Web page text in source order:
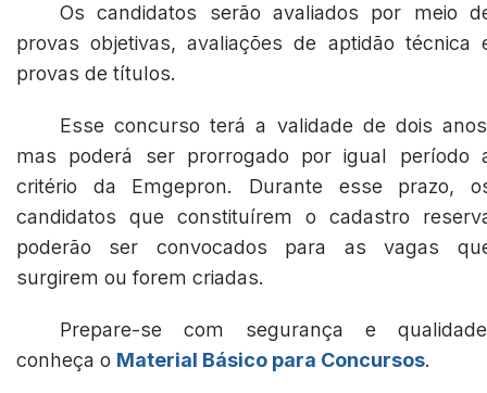
Os candidatos serão avaliados por meio
provas objetivas, avaliações de aptidão técnica
provas de títulos.
Esse concurso terá a validade de dois
mas poderá ser prorrogado por igual período
critério da Emgepron. Durante esse prazo,
candidatos que constituírem o cadastro
poderão ser convocados para as vagas
surgirem ou forem criadas.
Prepare-se com segurança e
conheça o Material Básico para Concursos.